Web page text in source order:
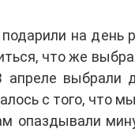
на день
что же
апреле
с того, что
опаздывали